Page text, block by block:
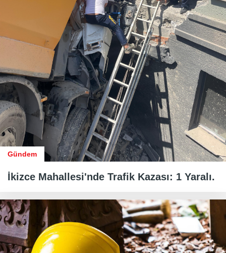
Gündem
İkizce Mahallesi'nde Trafik Kazası: 1 Yaralı.